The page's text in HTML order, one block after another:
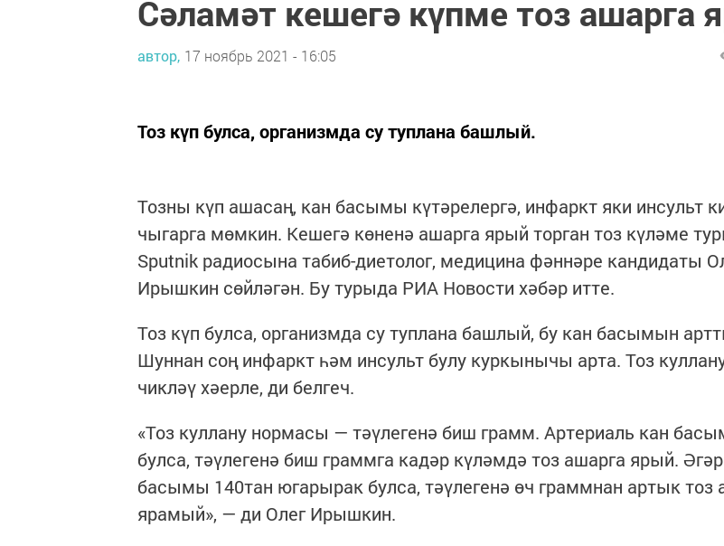
Сәламәт кешегә күпме тоз ашарга
автор, 17 ноябрь 2021 - 16:05
Тоз күп булса, организмда су туплана башлый.
Тозны күп ашасаң, кан басымы күтәрелергә, инфаркт яки инсульт
чыгарга мөмкин. Кешегә көненә ашарга ярый торган тоз күләме
Sputnik радиосына табиб-диетолог, медицина фәннәре кандидаты
Ирышкин сөйләгән. Бу турыда РИА Новости хәбәр итте.
Тоз күп булса, организмда су туплана башлый, бу кан басымын
Шуннан соң инфаркт һәм инсульт булу куркынычы арта. Тоз
чикләү хәерле, ди белгеч.
«Тоз куллану нормасы — тәүлегенә биш грамм. Артериаль кан
булса, тәүлегенә биш граммга кадәр күләмдә тоз ашарга ярый.
басымы 140тан югарырак булса, тәүлегенә өч граммнан артык тоз
ярамый», — ди Олег Ирышкин.